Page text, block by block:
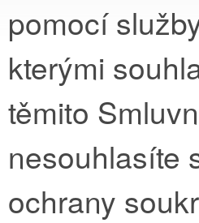
pomocí
kterými
těmito
nesouhlasíte
ochrany